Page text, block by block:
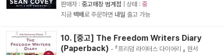
판매자 : 중고매장 범계점 | 상태 : 중
지금 택배로 주문하면 내일 출고 가능
10. [중고] The Freedom Writers Diary
(Paperback) - 『프리덤 라이터스 다이어리 』 원서